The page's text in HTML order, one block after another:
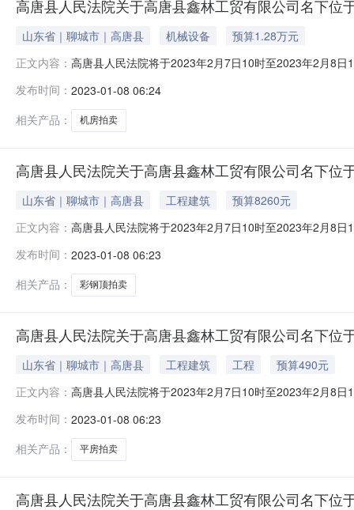
高唐县人民法院关于高唐县鑫林工贸有限公司名下
山东省｜聊城市｜高唐县 机械设备
预算1.28万元
正文内容： 高唐县人民法院将于2023年2月7日10时至2023年2月8
产无证，为评估报告中部分房产。详情请查看评估报告
发布时间： 2023-01-08 06:24
相关产品：
机房拍卖
高唐县人民法院关于高唐县鑫林工贸有限公司名下
山东省｜聊城市｜高唐县 工程建筑
预算8260元
正文内容： 高唐县人民法院将于2023年2月7日10时至2023年2月8
明：该标的房产无证，为评估报告中部分房产。详情请
202
发布时间： 2023-01-08 06:23
相关产品：
彩钢顶拍卖
高唐县人民法院关于高唐县鑫林工贸有限公司名下
山东省｜聊城市｜高唐县 工程建筑 工程
预算490元
正文内容： 高唐县人民法院将于2023年2月7日10时至2023年2月8
证，为评估报告中部分房产。详情请查看评估报告。起
假日休息
发布时间： 2023-01-08 06:23
相关产品：
平房拍卖
高唐县人民法院关于高唐县鑫林工贸有限公司名下